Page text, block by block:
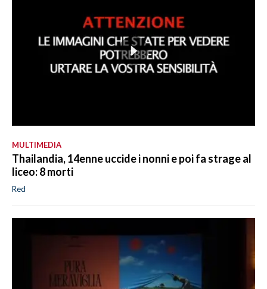
MULTIMEDIA
Thailandia, 14enne uccide i nonni e poi fa strage al
liceo: 8 morti
Red